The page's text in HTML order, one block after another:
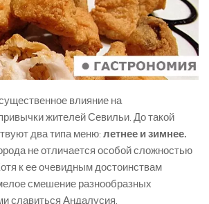
влияние на
жителей Севильи. До такой
два типа меню: летнее и зимнее.
не отличается особой сложностью
к ее очевидным достоинствам
смешение разнообразных
славиться Андалусия.